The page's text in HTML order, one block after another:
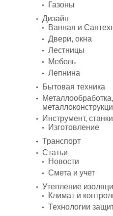
Газоны
Дизайн
Ванная и
Двери, окна
Лестницы
Мебель
Лепнина
Бытовая техника
Инструмент, станки
Изготовление
Транспорт
Статьи
Новости
Смета и учет
Утепление
Климат и
Технологии